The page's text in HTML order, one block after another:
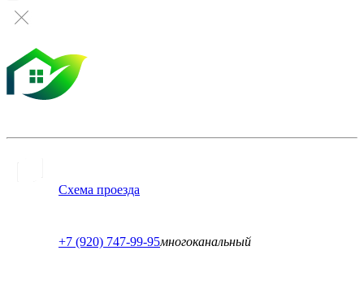
Схема проезда
+7 (920) 747-99-95многоканальный